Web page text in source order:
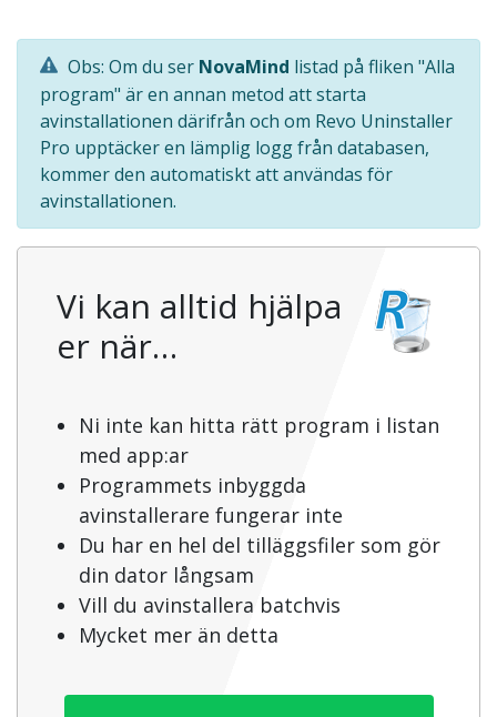
Obs: Om du ser NovaMind listad på fliken "Alla
program" är en annan metod att starta
avinstallationen därifrån och om Revo Uninstaller
Pro upptäcker en lämplig logg från databasen,
kommer den automatiskt att användas för
avinstallationen.
Vi kan alltid hjälpa
er när…
Ni inte kan hitta rätt program i listan
med app:ar
Programmets inbyggda
avinstallerare fungerar inte
Du har en hel del tilläggsfiler som gör
din dator långsam
Vill du avinstallera batchvis
Mycket mer än detta